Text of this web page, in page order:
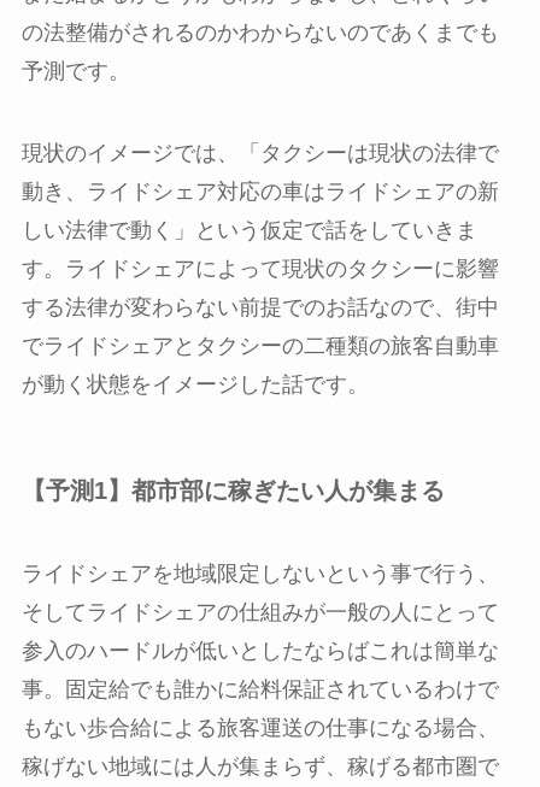
の法整備がされるのかわからないのであくまでも
予測です。
現状のイメージでは、「タクシーは現状の法律で
動き、ライドシェア対応の車はライドシェアの新
しい法律で動く」という仮定で話をしていきま
す。ライドシェアによって現状のタクシーに影響
する法律が変わらない前提でのお話なので、街中
でライドシェアとタクシーの二種類の旅客自動車
が動く状態をイメージした話です。
【予測1】都市部に稼ぎたい人が集まる
ライドシェアを地域限定しないという事で行う、
そしてライドシェアの仕組みが一般の人にとって
参入のハードルが低いとしたならばこれは簡単な
事。固定給でも誰かに給料保証されているわけで
もない歩合給による旅客運送の仕事になる場合、
稼げない地域には人が集まらず、稼げる都市圏で